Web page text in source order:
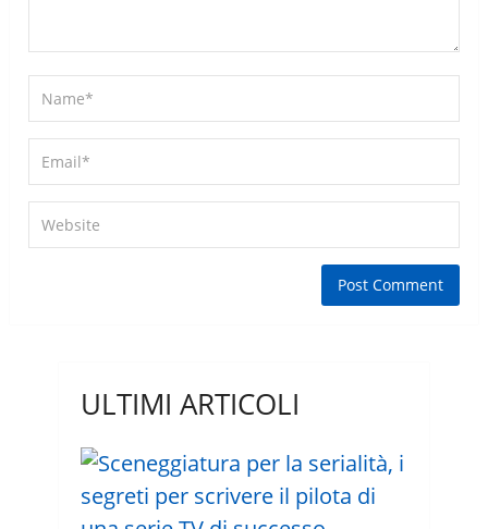
ULTIMI ARTICOLI